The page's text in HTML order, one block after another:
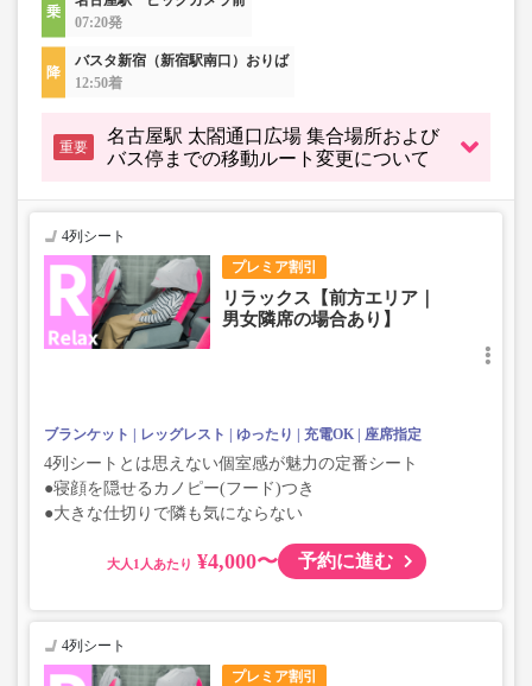
07:20発
バスタ新宿（新宿駅南口）おりば
12:50着
重要
名古屋駅 太閤通口広場 集合場所および
バス停までの移動ルート変更について
プレミア割引
4列シート
リラックス【前方エリア｜
男女隣席の場合あり】
ブランケット レッグレスト ゆったり 充電OK 座席指定
4列シートとは思えない個室感が魅力の定番シート
●寝顔を隠せるカノピー(フード)つき
●大きな仕切りで隣も気にならない
大人 ¥4,000〜 予約に進む
プレミア割引
4列シート